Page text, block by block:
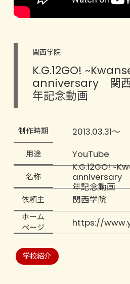
関西学院
K.G.12GO!
anniversary 関西
年記念動画
制作時期 2013.03.31～
用途 YouTube
名称
K.G.12GO!
anniversary
年記念動画
依頼主 関西学院
ホーム
ページ
https://
学校紹介